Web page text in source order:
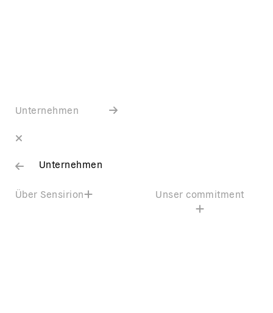
Unternehmen
Unternehmen
Über Sensirion Unser commitment